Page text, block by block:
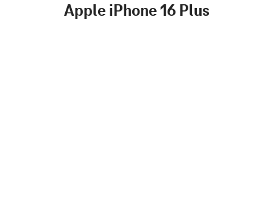
Apple iPhone 16 Plus